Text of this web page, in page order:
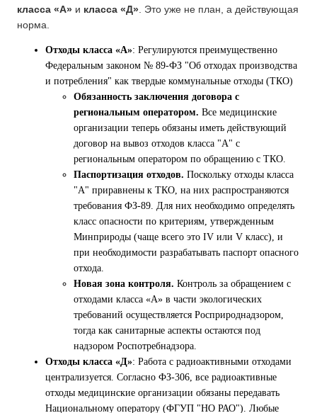
класса «А» и класса «Д» . Это уже не план, а действующая
норма.
Отходы класса «А»: Регулируются преимущественно
Федеральным законом № 89-ФЗ "Об отходах производства
и потребления" как твердые коммунальные отходы (ТКО)
Обязанность заключения договора с
региональным оператором. Все медицинские
организации теперь обязаны иметь действующий
договор на вывоз отходов класса "А" с
региональным оператором по обращению с ТКО.
Паспортизация отходов. Поскольку отходы класса
"А" приравнены к ТКО, на них распространяются
требования ФЗ-89. Для них необходимо определять
класс опасности по критериям, утвержденным
Минприроды (чаще всего это IV или V класс), и
при необходимости разрабатывать паспорт опасного
отхода.
Новая зона контроля. Контроль за обращением с
отходами класса «А» в части экологических
требований осуществляется Росприроднадзором,
тогда как санитарные аспекты остаются под
надзором Роспотребнадзора.
Отходы класса «Д»: Работа с радиоактивными отходами
централизуется. Согласно ФЗ-306, все радиоактивные
отходы медицинские организации обязаны передавать
Национальному оператору (ФГУП "НО РАО"). Любые